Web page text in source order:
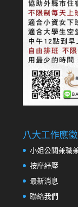
八大工作應徵
小姐公關兼職
按摩紓壓
最新消息
聯絡我們